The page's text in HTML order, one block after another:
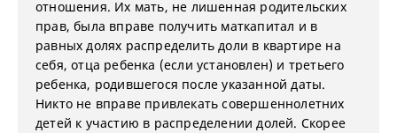
отношения. Их мать, не лишенная родительских
прав, была вправе получить маткапитал и в
равных долях распределить доли в квартире на
себя, отца ребенка (если установлен) и третьего
ребенка, родившегося после указанной даты.
Никто не вправе привлекать совершеннолетних
детей к участию в распределении долей. Скорее